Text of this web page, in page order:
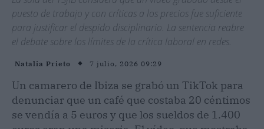
puesto de trabajo y con críticas a los precios fue suficiente
para justificar el despido disciplinario. La sentencia reabre
el debate sobre los límites de la crítica laboral en redes.
Natalia Prieto 7 julio, 2026 09:29
Un camarero de Ibiza se grabó un TikTok para
denunciar que un café que costaba 20 céntimos
se vendía a 5 euros y que los sueldos de 1.400